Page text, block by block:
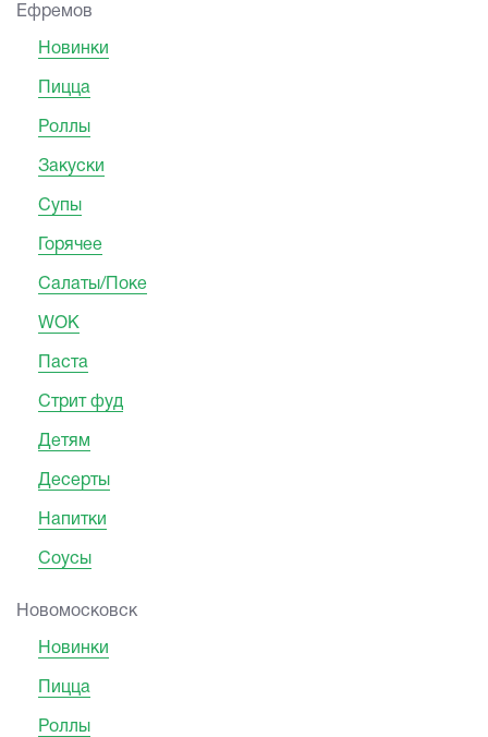
Ефремов
Новинки
Пицца
Роллы
Закуски
Супы
Горячее
Салаты/Поке
WOK
Паста
Стрит фуд
Детям
Десерты
Напитки
Соусы
Новомосковск
Новинки
Пицца
Роллы